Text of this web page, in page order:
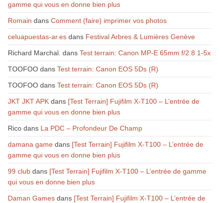
gamme qui vous en donne bien plus
Romain dans Comment (faire) imprimer vos photos
celuapuestas-ar.esdans Festival Arbres & Lumières Genève
Richard Marchal. dans Test terrain: Canon MP-E 65mm f/2.8 1-5x
TOOFOOdans Test terrain: Canon EOS 5Ds (R)
TOOFOOdans Test terrain: Canon EOS 5Ds (R)
JKT JKT APKdans [Test Terrain] Fujifilm X-T100 – L’entrée de
gamme qui vous en donne bien plus
Ricodans La PDC – Profondeur De Champ
damana gamedans [Test Terrain] Fujifilm X-T100 – L’entrée de
gamme qui vous en donne bien plus
99 clubdans [Test Terrain] Fujifilm X-T100 – L’entrée de gamme
qui vous en donne bien plus
Daman Gamesdans [Test Terrain] Fujifilm X-T100 – L’entrée de